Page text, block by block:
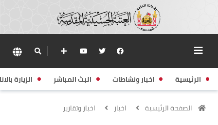
الرئيسية اخبار ونشاطات البث المباشر الزيارة
الصفحة الرئيسية اخبار اخبار وتقارير